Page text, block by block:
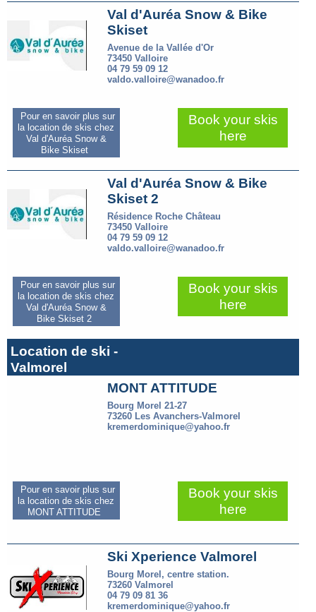
Val d'Auréa Snow & Bike
Skiset
Avenue de la Vallée d'Or
73450 Valloire
04 79 59 09 12
valdo.valloire@wanadoo.fr
Pour en savoir plus sur
la location de skis chez
Val d'Auréa Snow &
Bike Skiset
Book your skis
here
Val d'Auréa Snow & Bike
Skiset 2
Résidence Roche Château
73450 Valloire
04 79 59 09 12
valdo.valloire@wanadoo.fr
Pour en savoir plus sur
la location de skis chez
Val d'Auréa Snow &
Bike Skiset 2
Book your skis
here
Location de ski -
Valmorel
MONT ATTITUDE
Bourg Morel 21-27
73260 Les Avanchers-Valmorel
kremerdominique@yahoo.fr
Pour en savoir plus sur
la location de skis chez
MONT ATTITUDE
Book your skis
here
Ski Xperience Valmorel
Bourg Morel, centre station.
73260 Valmorel
04 79 09 81 36
kremerdominique@yahoo.fr